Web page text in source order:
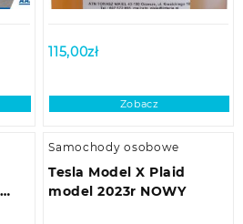
115,00zł
Zobacz
Samochody osobowe
Tesla Model X Plaid
model 2023r NOWY